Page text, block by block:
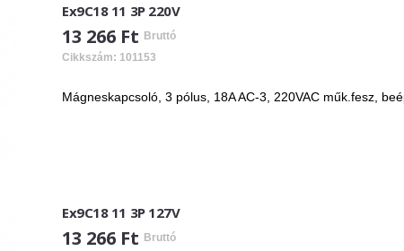
Ex9C18 11 3P 220V
13 266 Ft Bruttó
Cikkszám: 101153
Mágneskapcsoló, 3 pólus, 18A AC-3, 220VAC műk.fesz,
Ex9C18 11 3P 127V
13 266 Ft Bruttó